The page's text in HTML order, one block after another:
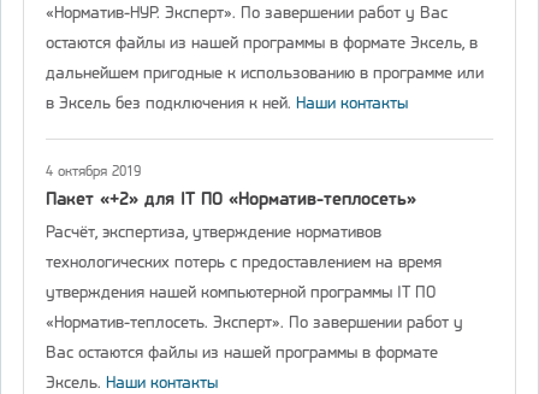
«Норматив-НУР. Эксперт». По завершении работ у Вас
остаются файлы из нашей программы в формате Эксель, в
дальнейшем пригодные к использованию в программе или
в Эксель без подключения к ней. Наши контакты
4 октября 2019
Пакет «+2» для IT ПО «Норматив-теплосеть»
Расчёт, экспертиза, утверждение нормативов
технологических потерь с предоставлением на время
утверждения нашей компьютерной программы IT ПО
«Норматив-теплосеть. Эксперт». По завершении работ у
Вас остаются файлы из нашей программы в формате
Эксель. Наши контакты